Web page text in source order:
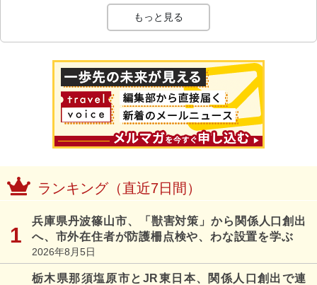
もっと見る
ランキング（直近7日間）
兵庫県丹波篠山市、「獣害対策」から関係人口創出
へ、市外在住者が防護柵点検や、わな設置を学ぶ
2026年8月5日
栃木県那須塩原市とJR東日本、関係人口創出で連